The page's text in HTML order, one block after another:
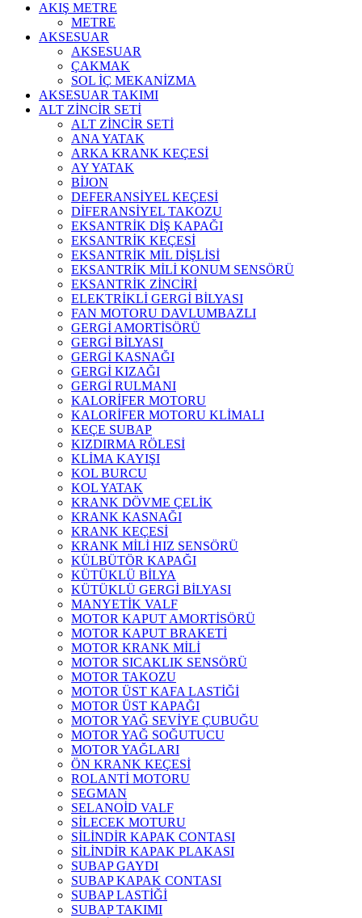
AKIŞ METRE
METRE
AKSESUAR
AKSESUAR
ÇAKMAK
SOL İÇ MEKANİZMA
AKSESUAR TAKIMI
ALT ZİNCİR SETİ
ALT ZİNCİR SETİ
ANA YATAK
ARKA KRANK KEÇESİ
AY YATAK
BİJON
DEFERANSİYEL KEÇESİ
DİFERANSİYEL TAKOZU
EKSANTRİK DİŞ KAPAĞI
EKSANTRİK KEÇESİ
EKSANTRİK MİL DİŞLİSİ
EKSANTRİK MİLİ KONUM SENSÖRÜ
EKSANTRİK ZİNCİRİ
ELEKTRİKLİ GERGİ BİLYASI
FAN MOTORU DAVLUMBAZLI
GERGİ AMORTİSÖRÜ
GERGİ BİLYASI
GERGİ KASNAĞI
GERGİ KIZAĞI
GERGİ RULMANI
KALORİFER MOTORU
KALORİFER MOTORU KLİMALI
KEÇE SUBAP
KIZDIRMA RÖLESİ
KLİMA KAYIŞI
KOL BURCU
KOL YATAK
KRANK DÖVME ÇELİK
KRANK KASNAĞI
KRANK KEÇESİ
KRANK MİLİ HIZ SENSÖRÜ
KÜLBÜTÖR KAPAĞI
KÜTÜKLÜ BİLYA
KÜTÜKLÜ GERGİ BİLYASI
MANYETİK VALF
MOTOR KAPUT AMORTİSÖRÜ
MOTOR KAPUT BRAKETİ
MOTOR KRANK MİLİ
MOTOR SICAKLIK SENSÖRÜ
MOTOR TAKOZU
MOTOR ÜST KAFA LASTİĞİ
MOTOR ÜST KAPAĞI
MOTOR YAĞ SEVİYE ÇUBUĞU
MOTOR YAĞ SOĞUTUCU
MOTOR YAĞLARI
ÖN KRANK KEÇESİ
ROLANTİ MOTORU
SEGMAN
SELANOİD VALF
SİLECEK MOTURU
SİLİNDİR KAPAK CONTASI
SİLİNDİR KAPAK PLAKASI
SUBAP GAYDI
SUBAP KAPAK CONTASI
SUBAP LASTİĞİ
SUBAP TAKIMI